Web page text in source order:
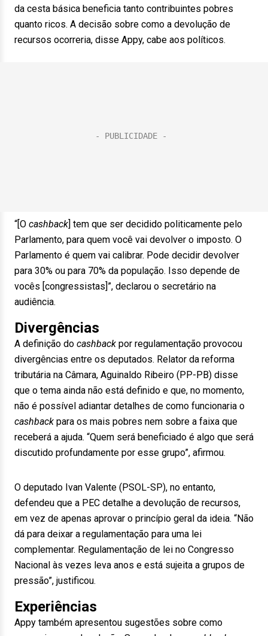
da cesta básica beneficia tanto contribuintes pobres
quanto ricos. A decisão sobre como a devolução de
recursos ocorreria, disse Appy, cabe aos políticos.
“[O cashback] tem que ser decidido politicamente pelo
Parlamento, para quem você vai devolver o imposto. O
Parlamento é quem vai calibrar. Pode decidir devolver
para 30% ou para 70% da população. Isso depende de
vocês [congressistas]”, declarou o secretário na
audiência.
Divergências
A definição do cashback por regulamentação provocou
divergências entre os deputados. Relator da reforma
tributária na Câmara, Aguinaldo Ribeiro (PP-PB) disse
que o tema ainda não está definido e que, no momento,
não é possível adiantar detalhes de como funcionaria o
cashback para os mais pobres nem sobre a faixa que
receberá a ajuda. “Quem será beneficiado é algo que será
discutido profundamente por esse grupo”, afirmou.
O deputado Ivan Valente (PSOL-SP), no entanto,
defendeu que a PEC detalhe a devolução de recursos,
em vez de apenas aprovar o princípio geral da ideia. “Não
dá para deixar a regulamentação para uma lei
complementar. Regulamentação de lei no Congresso
Nacional às vezes leva anos e está sujeita a grupos de
pressão”, justificou.
Experiências
Appy também apresentou sugestões sobre como